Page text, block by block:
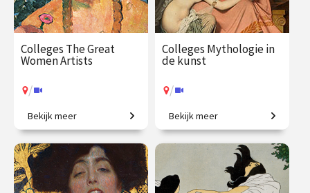
Colleges The Great
Women Artists
/
Vrouwen in de
kunstgeschiedenis, van
Judith Leyster tot Nan
Goldin.
€ 345.00
vanaf 21
sep.
Bekijk meer
Colleges Mythologie in
de kunst
/
Griekse en Romeinse goden
bewijzen hun
onsterfelijkheid.
€ 345.00
vanaf 22
sep.
Bekijk meer